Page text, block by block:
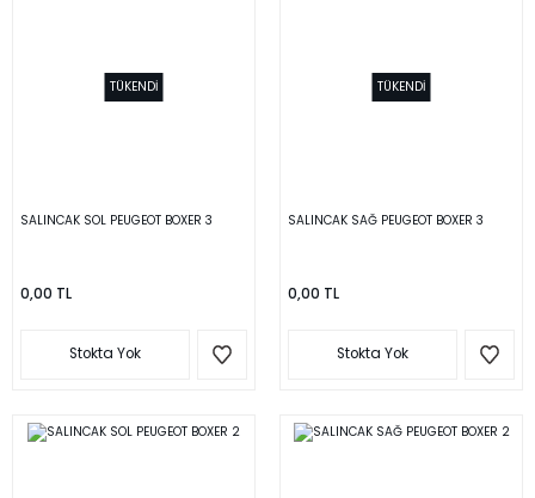
TÜKENDİ
SALINCAK SOL PEUGEOT BOXER 3
0,00 TL
Stokta Yok
TÜKENDİ
SALINCAK SAĞ PEUGEOT BOXER 3
0,00 TL
Stokta Yok